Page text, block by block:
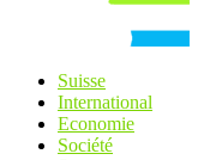
Suisse
International
Economie
Société